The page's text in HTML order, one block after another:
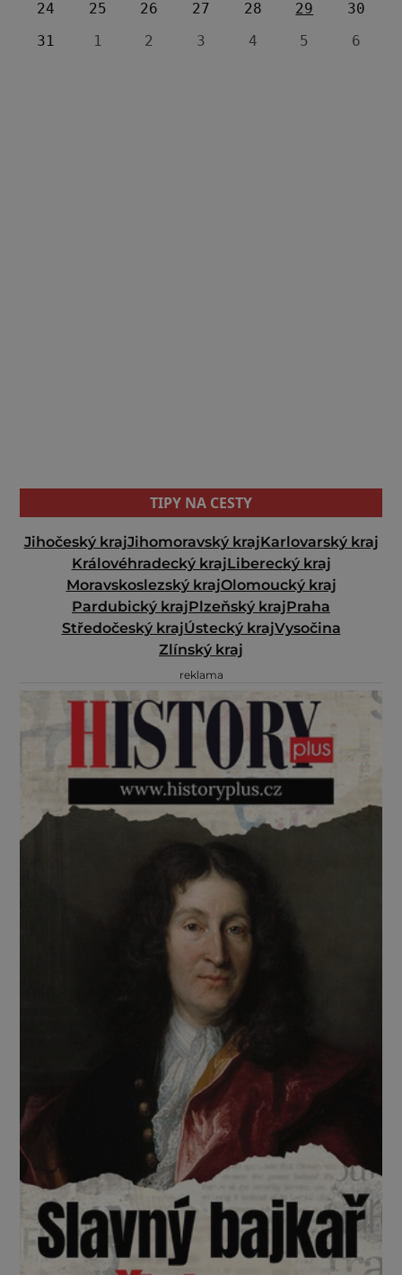
24 25 26 27 28 29
30
31
1 2 3 4 5 6
TIPY NA CESTY
Jihočeský krajJihomoravský krajKarlovarský kraj
Královéhradecký krajLiberecký kraj
Moravskoslezský krajOlomoucký kraj
Pardubický krajPlzeňský krajPraha
Středočeský krajÚstecký krajVysočina
Zlínský kraj
reklama